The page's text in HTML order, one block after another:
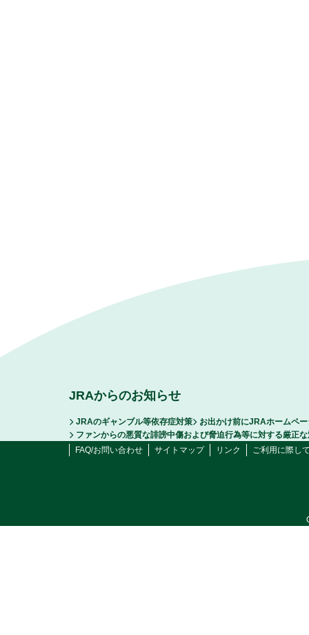
JRAからのお知らせ
JRAのギャンブル等依存症対策
お出かけ前にJRAホームペ
ファンからの悪質な誹謗中傷および脅迫行為等に対する厳正
FAQ/お問い合わせ
サイトマップ リンク ご利用に際し